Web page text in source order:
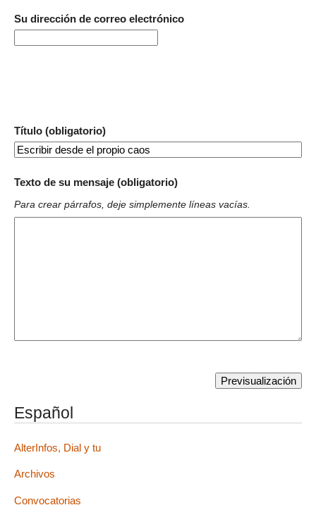
Su dirección de correo electrónico
Título (obligatorio)
Texto de su mensaje (obligatorio)
Para crear párrafos, deje simplemente líneas vacías.
Español
AlterInfos, Dial y tu
Archivos
Convocatorias